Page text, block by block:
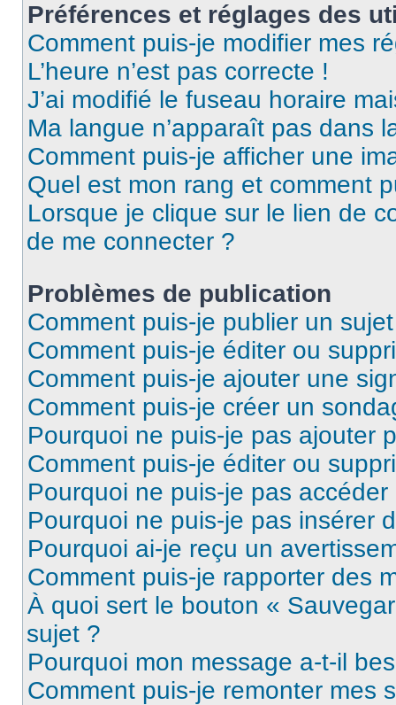
Préférences et réglages des
Comment puis-je modifier mes
L’heure n’est pas correcte !
J’ai modifié le fuseau horaire
Ma langue n’apparaît pas dans
Comment puis-je afficher une
Quel est mon rang et comment
Lorsque je clique sur le lien de
de me connecter ?
Problèmes de publication
Comment puis-je publier un
Comment puis-je éditer ou
Comment puis-je ajouter une
Comment puis-je créer un
Pourquoi ne puis-je pas ajouter
Comment puis-je éditer ou
Pourquoi ne puis-je pas
Pourquoi ne puis-je pas insérer
Pourquoi ai-je reçu un
Comment puis-je rapporter des
À quoi sert le bouton «
sujet ?
Pourquoi mon message a-t-il
Comment puis-je remonter mes